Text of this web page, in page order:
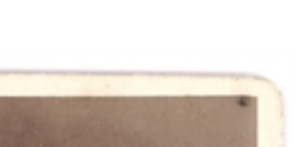
Prinzipalmarkt bis zum Drubbel.
Fisch und vegetarischen
von feiner italienischer Küche